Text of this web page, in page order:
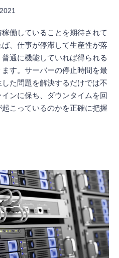
働していることを期待されて
、仕事が停滞して生産性が落
通に機能していれば得られる
す。サーバーの停止時間を最
た問題を解決するだけでは不
ンに保ち、ダウンタイムを回
こっているのかを正確に把握